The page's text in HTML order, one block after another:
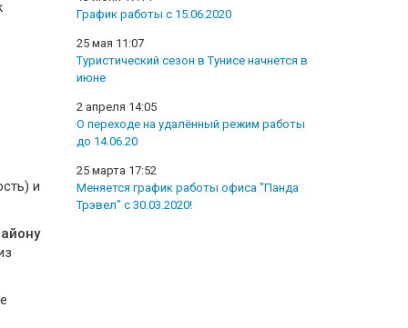
и
График работы с 15.06.2020
25 мая 11:07
Туристический сезон в Тунисе начнется в
июне
2 апреля 14:05
О переходе на удалённый режим работы
до 14.06.20
25 марта 17:52
Меняется график работы офиса "Панда
Трэвел" с 30.03.2020!